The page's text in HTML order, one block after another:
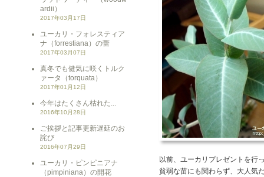
ardii）
2017年03月17日
ユーカリ・フォレスティア
ナ（forrestiana）の蕾
2017年03月07日
真冬でも健気に咲くトルク
ァータ（torquata）
2017年01月12日
今年はたくさん枯れた...
2016年10月28日
ご挨拶と記事更新遅延のお
詫び
2016年07月29日
ユーカリ・ピンピニアナ
（pimpiniana）の開花
以前、ユーカリプレゼントを行
貧弱な苗にも関わらず、大人気